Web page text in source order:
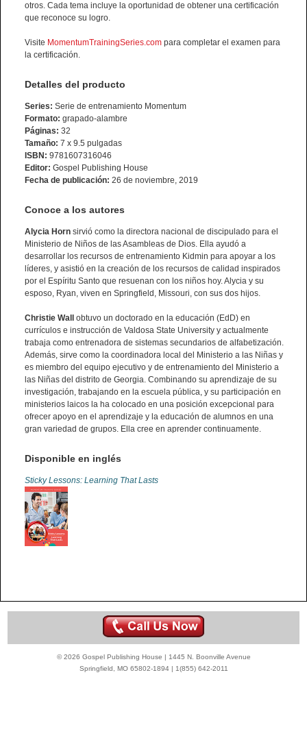
otros. Cada tema incluye la oportunidad de obtener una certificación
que reconoce su logro.
Visite MomentumTrainingSeries.com para completar el examen para
la certificación.
Detalles del producto
Series: Serie de entrenamiento Momentum
Formato: grapado-alambre
Páginas: 32
Tamaño: 7 x 9.5 pulgadas
ISBN: 9781607316046
Editor: Gospel Publishing House
Fecha de publicación: 26 de noviembre, 2019
Conoce a los autores
Alycia Horn sirvió como la directora nacional de discipulado para el
Ministerio de Niños de las Asambleas de Dios. Ella ayudó a
desarrollar los recursos de entrenamiento Kidmin para apoyar a los
líderes, y asistió en la creación de los recursos de calidad inspirados
por el Espíritu Santo que resuenan con los niños hoy. Alycia y su
esposo, Ryan, viven en Springfield, Missouri, con sus dos hijos.
Christie Wall
obtuvo un doctorado en la educación (EdD) en
currículos e instrucción de Valdosa State University y actualmente
trabaja como entrenadora de sistemas secundarios de alfabetización.
Además, sirve como la coordinadora local del Ministerio a las Niñas y
es miembro del equipo ejecutivo y de entrenamiento del Ministerio a
las Niñas del distrito de Georgia. Combinando su aprendizaje de su
investigación, trabajando en la escuela pública, y su participación en
ministerios laicos la ha colocado en una posición excepcional para
ofrecer apoyo en el aprendizaje y la educación de alumnos en una
gran variedad de grupos. Ella cree en aprender continuamente.
Disponible en inglés
Sticky Lessons: Learning That Lasts
© 2026 Gospel Publishing House | 1445 N. Boonville Avenue
Springfield, MO 65802-1894 | 1(855) 642-2011